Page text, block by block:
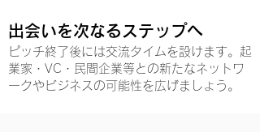
出会いを次なるステップへ
ピッチ終了後には交流タイムを設けます。起
業家・VC・民間企業等との新たなネットワ
ークやビジネスの可能性を広げましょう。